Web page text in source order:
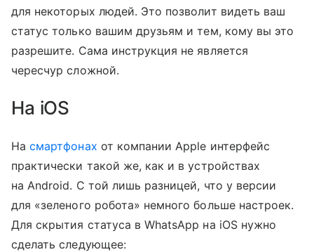
для некоторых людей. Это позволит видеть ваш
статус только вашим друзьям и тем, кому вы это
разрешите. Сама инструкция не является
чересчур сложной.
На iOS
Насмартфонах от компании Apple интерфейс
практически такой же, как и в устройствах
на Android. С той лишь разницей, что у версии
для «зеленого робота» немного больше настроек.
Для скрытия статуса в WhatsApp на iOS нужно
сделать следующее: